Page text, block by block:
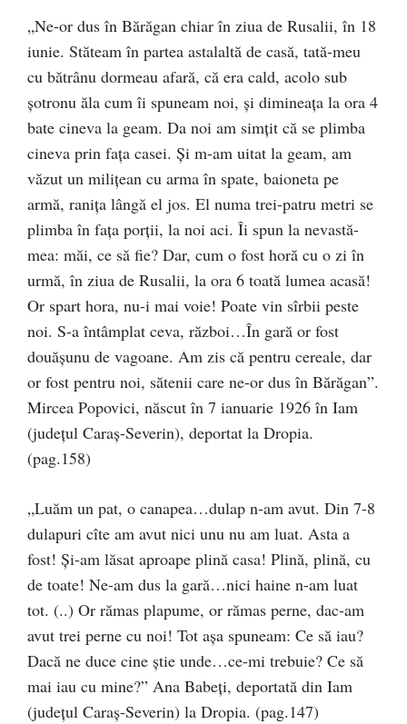
„Ne-or dus în Bărăgan chiar în ziua de Rusalii, în 18
iunie. Stăteam în partea astalaltă de casă, tată-meu
cu bătrânu dormeau afară, că era cald, acolo sub
șotronu ăla cum îi spuneam noi, și dimineața la ora 4
bate cineva la geam. Da noi am simțit că se plimba
cineva prin fața casei. Și m-am uitat la geam, am
văzut un milițean cu arma în spate, baioneta pe
armă, ranița lângă el jos. El numa trei-patru metri se
plimba în fața porții, la noi aci. Îi spun la nevastă-
mea: măi, ce să fie? Dar, cum o fost horă cu o zi în
urmă, în ziua de Rusalii, la ora 6 toată lumea acasă!
Or spart hora, nu-i mai voie! Poate vin sîrbii peste
noi. S-a întâmplat ceva, război…În gară or fost
douășunu de vagoane. Am zis că pentru cereale, dar
or fost pentru noi, sătenii care ne-or dus în Bărăgan”.
Mircea Popovici, născut în 7 ianuarie 1926 în Iam
(județul Caraș-Severin), deportat la Dropia.
(pag.158)
„Luăm un pat, o canapea…dulap n-am avut. Din 7-8
dulapuri cîte am avut nici unu nu am luat. Asta a
fost! Și-am lăsat aproape plină casa! Plină, plină, cu
de toate! Ne-am dus la gară…nici haine n-am luat
tot. (..) Or rămas plapume, or rămas perne, dac-am
avut trei perne cu noi! Tot așa spuneam: Ce să iau?
Dacă ne duce cine știe unde…ce-mi trebuie? Ce să
mai iau cu mine?” Ana Babeți, deportată din Iam
(județul Caraș-Severin) la Dropia. (pag.147)